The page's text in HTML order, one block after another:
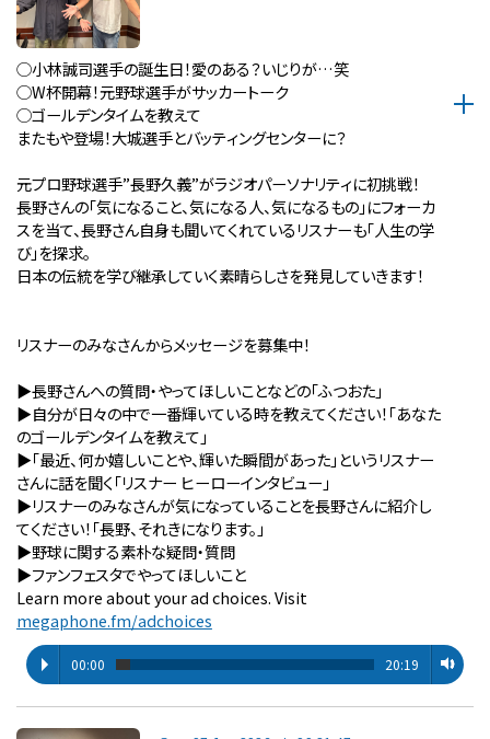
◯小林誠司選手の誕生日！愛のある？いじりが…笑
◯W杯開幕！元野球選手がサッカートーク
◯ゴールデンタイムを教えて
またもや登場！大城選手とバッティングセンターに？
元プロ野球選手”長野久義”がラジオパーソナリティに初挑戦！
長野さんの「気になること、気になる人、気になるもの」にフォーカ
スを当て、長野さん自身も聞いてくれているリスナーも「人生の学
び」を探求。
日本の伝統を学び継承していく素晴らしさを発見していきます！
リスナーのみなさんからメッセージを募集中！
▶︎長野さんへの質問・やってほしいことなどの「ふつおた」
▶︎自分が⽇々の中で⼀番輝いている時を教えてください！「あなた
のゴールデンタイムを教えて」
▶︎「最近、何か嬉しいことや、輝いた瞬間があった」というリスナー
さんに話を聞く「リスナー ヒーローインタビュー」
▶︎リスナーのみなさんが気になっていることを長野さんに紹介し
てください！「長野、それきになります。」
▶︎野球に関する素朴な疑問・質問
▶︎ファンフェスタでやってほしいこと
Learn more about your ad choices. Visit
megaphone.fm/adchoices
00:00 20:19